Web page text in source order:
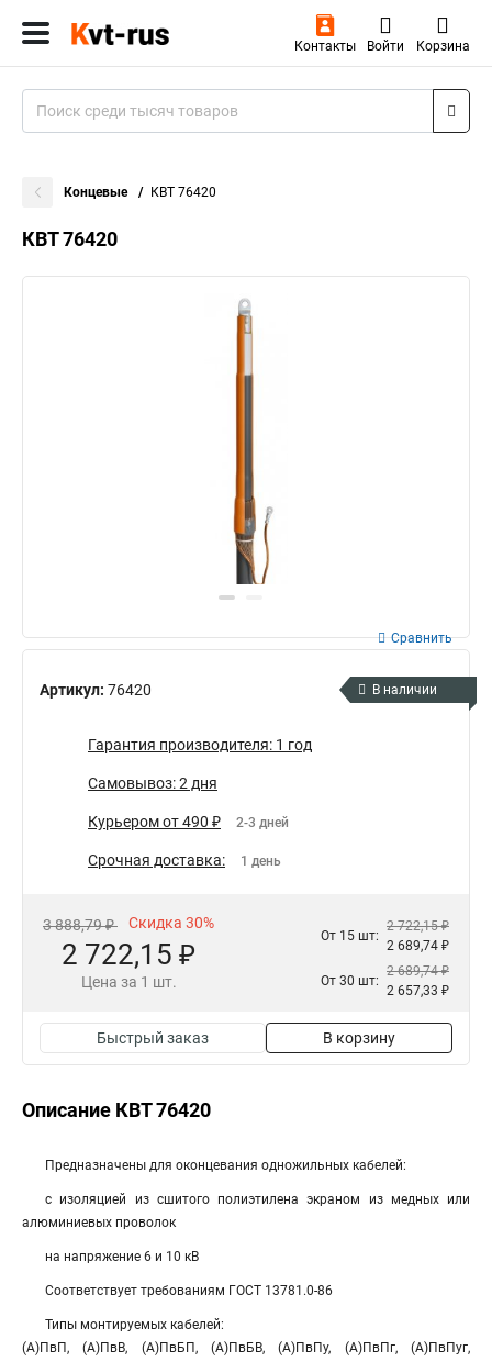
Контакты Войти Корзина
Концевые КВТ 76420
КВТ 76420
Артикул: 76420
Сравнить
В наличии
Гарантия производителя: 1 год
Самовывоз: 2 дня
Курьером от 490 ₽ 2-3 дней
Срочная доставка: 1 день
3 888,79 ₽ Скидка 30%
2 722,15 ₽
Цена за 1 шт.
От 15 шт:
2 722,15 ₽
2 689,74 ₽
От 30 шт:
2 689,74 ₽
2 657,33 ₽
Быстрый заказ В корзину
Описание КВТ 76420
Предназначены для оконцевания одножильных кабелей:
с изоляцией из сшитого полиэтилена экраном из медных или
алюминиевых проволок
на напряжение 6 и 10 кВ
Соответствует требованиям ГОСТ 13781.0-86
Типы монтируемых кабелей:
(А)ПвП, (А)ПвВ, (А)ПвБП, (А)ПвБВ, (А)ПвПу, (А)ПвПг, (А)ПвПуг,